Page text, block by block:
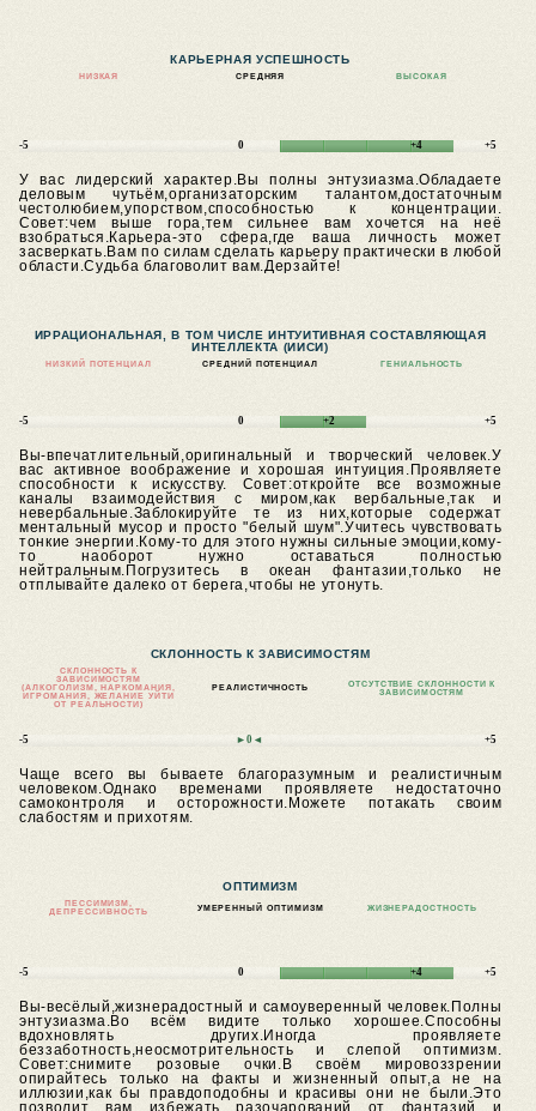
КАРЬЕРНАЯ УСПЕШНОСТЬ
НИЗКАЯ СРЕДНЯЯ ВЫСОКАЯ
-5 0 +4 +5
У вас лидерский характер.Вы полны энтузиазма.Обладаете
деловым чутьём,организаторским талантом,достаточным
честолюбием,упорством,способностью к концентрации.
Совет:чем выше гора,тем сильнее вам хочется на неё
взобраться.Карьера-это сфера,где ваша личность может
засверкать.Вам по силам сделать карьеру практически в любой
области.Судьба благоволит вам.Дерзайте!
ИРРАЦИОНАЛЬНАЯ, В ТОМ ЧИСЛЕ ИНТУИТИВНАЯ СОСТАВЛЯЮЩАЯ
ИНТЕЛЛЕКТА (ИИСИ)
НИЗКИЙ ПОТЕНЦИАЛ СРЕДНИЙ ПОТЕНЦИАЛ ГЕНИАЛЬНОСТЬ
-5 0 +2 +5
Вы-впечатлительный,оригинальный и творческий человек.У
вас активное воображение и хорошая интуиция.Проявляете
способности к искусству. Совет:откройте все возможные
каналы взаимодействия с миром,как вербальные,так и
невербальные.Заблокируйте те из них,которые содержат
ментальный мусор и просто "белый шум".Учитесь чувствовать
тонкие энергии.Кому-то для этого нужны сильные эмоции,кому-
то наоборот нужно оставаться полностью
нейтральным.Погрузитесь в океан фантазии,только не
отплывайте далеко от берега,чтобы не утонуть.
СКЛОННОСТЬ К ЗАВИСИМОСТЯМ
СКЛОННОСТЬ К
ЗАВИСИМОСТЯМ
(АЛКОГОЛИЗМ, НАРКОМАНИЯ,
ИГРОМАНИЯ, ЖЕЛАНИЕ УЙТИ
ОТ РЕАЛЬНОСТИ)
РЕАЛИСТИЧНОСТЬ
ОТСУТСТВИЕ СКЛОННОСТИ К
ЗАВИСИМОСТЯМ
-5 ►0◄ +5
Чаще всего вы бываете благоразумным и реалистичным
человеком.Однако временами проявляете недостаточно
самоконтроля и осторожности.Можете потакать своим
слабостям и прихотям.
ОПТИМИЗМ
ПЕССИМИЗМ,
ДЕПРЕССИВНОСТЬ
УМЕРЕННЫЙ ОПТИМИЗМ ЖИЗНЕРАДОСТНОСТЬ
-5 0 +4 +5
Вы-весёлый,жизнерадостный и самоуверенный человек.Полны
энтузиазма.Во всём видите только хорошее.Способны
вдохновлять других.Иногда проявляете
беззаботность,неосмотрительность и слепой оптимизм.
Совет:снимите розовые очки.В своём мировоззрении
опирайтесь только на факты и жизненный опыт,а не на
иллюзии,как бы правдоподобны и красивы они не были.Это
позволит вам избежать разочарований от фантазий и